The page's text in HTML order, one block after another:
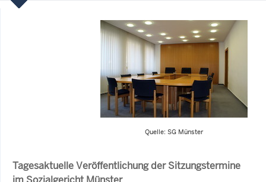
Quelle: SG Münster
Tagesaktuelle Veröffentlichung der Sitzungstermine